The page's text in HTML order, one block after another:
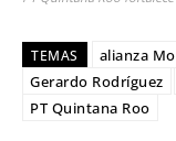
TEMAS alianza
Gerardo Rodríguez
PT Quintana Roo